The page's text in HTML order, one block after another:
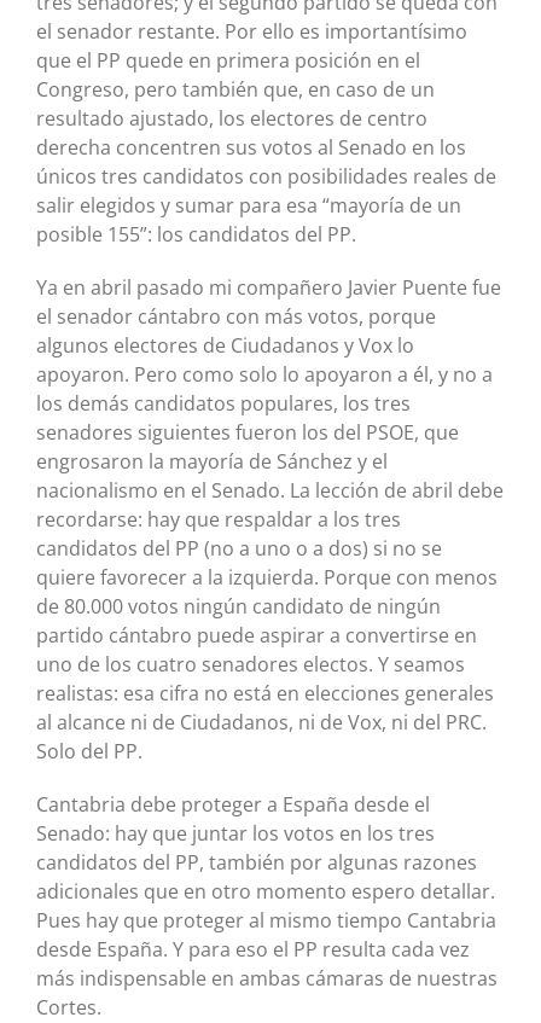
el senador restante. Por ello es importantísimo
que el PP quede en primera posición en el
Congreso, pero también que, en caso de un
resultado ajustado, los electores de centro
derecha concentren sus votos al Senado en los
únicos tres candidatos con posibilidades reales de
salir elegidos y sumar para esa “mayoría de un
posible 155”: los candidatos del PP.
Ya en abril pasado mi compañero Javier Puente fue
el senador cántabro con más votos, porque
algunos electores de Ciudadanos y Vox lo
apoyaron. Pero como solo lo apoyaron a él, y no a
los demás candidatos populares, los tres
senadores siguientes fueron los del PSOE, que
engrosaron la mayoría de Sánchez y el
nacionalismo en el Senado. La lección de abril debe
recordarse: hay que respaldar a los tres
candidatos del PP (no a uno o a dos) si no se
quiere favorecer a la izquierda. Porque con menos
de 80.000 votos ningún candidato de ningún
partido cántabro puede aspirar a convertirse en
uno de los cuatro senadores electos. Y seamos
realistas: esa cifra no está en elecciones generales
al alcance ni de Ciudadanos, ni de Vox, ni del PRC.
Solo del PP.
Cantabria debe proteger a España desde el
Senado: hay que juntar los votos en los tres
candidatos del PP, también por algunas razones
adicionales que en otro momento espero detallar.
Pues hay que proteger al mismo tiempo Cantabria
desde España. Y para eso el PP resulta cada vez
más indispensable en ambas cámaras de nuestras
Cortes.